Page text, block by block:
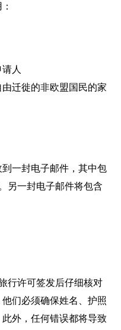
人
迁徙的非欧盟国民的家
一封电子邮件，其中包
另一封电子邮件将包含
行许可签发后仔细核对
们必须确保姓名、护照
外，任何错误都将导致